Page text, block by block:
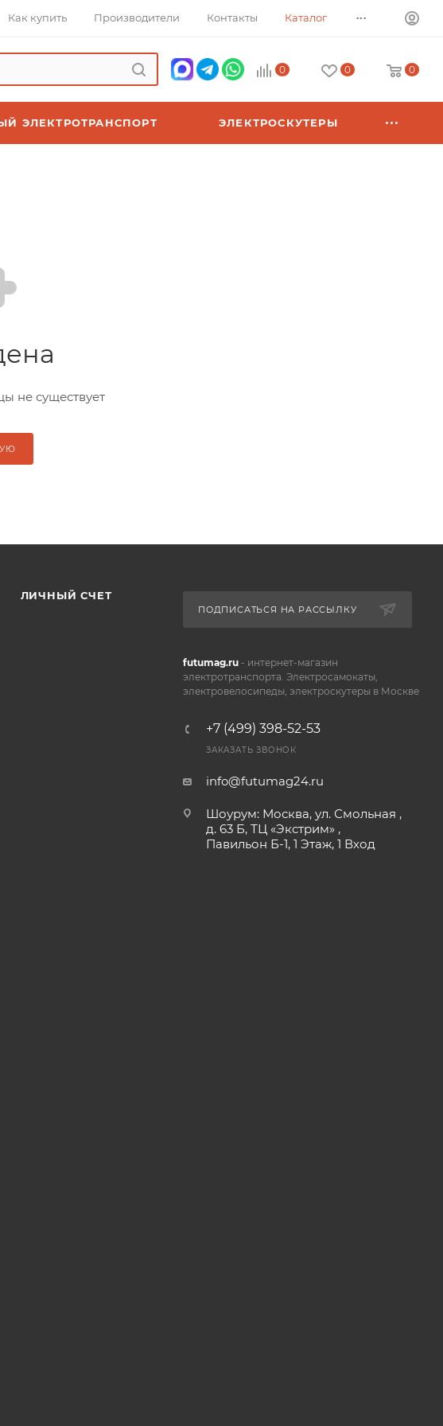
Как купить Производители Контакты Каталог ...
0 0 0
ЭЛЕКТРОТРАНСПОРТ ЭЛЕКТРОСКУТЕРЫ
не существует
ЛИЧНЫЙ СЧЕТ
ПОДПИСАТЬСЯ НА РАССЫЛКУ
futumag.ru- интернет-магазин
электротранспорта. Электросамокаты,
электровелосипеды, электроскутеры в Москве
+7 (499) 398-52-53
ЗАКАЗАТЬ ЗВОНОК
info@futumag24.ru
Шоурум: Москва, ул. Смольная ,
д. 63 Б, ТЦ «Экстрим» ,
Павильон Б-1, 1 Этаж, 1 Вход